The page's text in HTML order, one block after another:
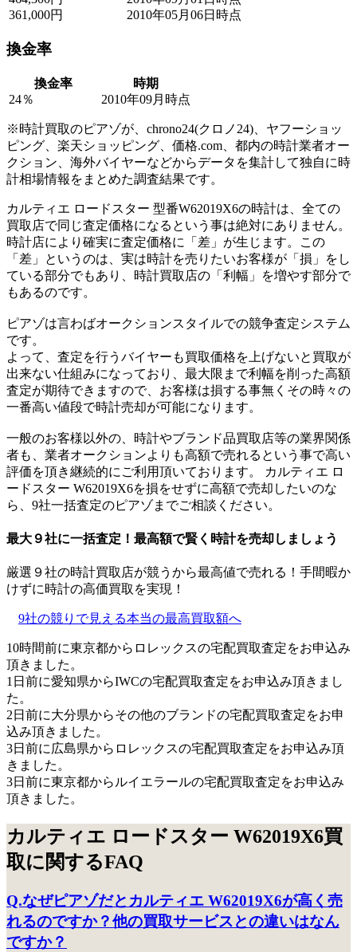
361,000円
2010年05月06日時点
換金率
換金率
時期
24％
2010年09月時点
※時計買取のピアゾが、chrono24(クロノ24)、ヤフーショッ
ピング、楽天ショッピング、価格.com、都内の時計業者オー
クション、海外バイヤーなどからデータを集計して独自に時
計相場情報をまとめた調査結果です。
カルティエ ロードスター 型番W62019X6の時計は、全ての
買取店で同じ査定価格になるという事は絶対にありません。
時計店により確実に査定価格に「差」が生じます。この
「差」というのは、実は時計を売りたいお客様が「損」をし
ている部分でもあり、時計買取店の「利幅」を増やす部分で
もあるのです。
ピアゾは言わばオークションスタイルでの競争査定システム
です。
よって、査定を行うバイヤーも買取価格を上げないと買取が
出来ない仕組みになっており、最大限まで利幅を削った高額
査定が期待できますので、お客様は損する事無くその時々の
一番高い値段で時計売却が可能になります。
一般のお客様以外の、時計やブランド品買取店等の業界関係
者も、業者オークションよりも高額で売れるという事で高い
評価を頂き継続的にご利用頂いております。 カルティエ ロ
ードスター W62019X6を損をせずに高額で売却したいのな
ら、9社一括査定のピアゾまでご相談ください。
最大９社に一括査定！ 最高額で賢く時計を売却しましょう
厳選９社の時計買取店が競うから最高値で売れる！手間暇か
けずに時計の高価買取を実現！
9社の競りで見える本当の最高買取額へ
10時間前に東京都からロレックスの宅配買取査定をお申込み
頂きました。
1日前に愛知県からIWCの宅配買取査定をお申込み頂きまし
た。
2日前に大分県からその他のブランドの宅配買取査定をお申
込み頂きました。
3日前に広島県からロレックスの宅配買取査定をお申込み頂
きました。
3日前に東京都からルイエラールの宅配買取査定をお申込み
頂きました。
カルティエ ロードスター W62019X6買
取に関するFAQ
Q.なぜピアゾだとカルティエ W62019X6が高く売
れるのですか？他の買取サービスとの違いはなん
ですか？